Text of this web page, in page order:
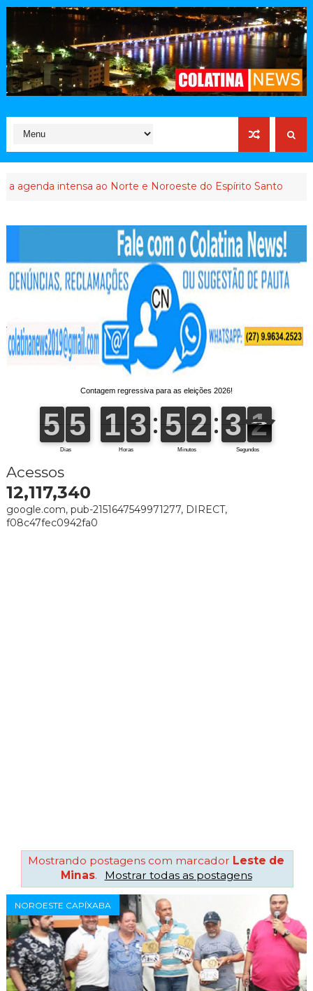
intensa ao Norte e Noroeste do Espírito Santo
Acessos
12,117,340
google.com, pub-2151647549971277, DIRECT,
f08c47fec0942fa0
Mostrando postagens com marcador Leste de
Minas. Mostrar todas as postagens
NOROESTE CAPÍXABA